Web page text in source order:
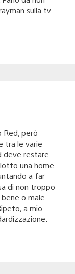
sulla tv
Red, però
tra le varie
deve restare
una home
a far
di non troppo
o male
a mio